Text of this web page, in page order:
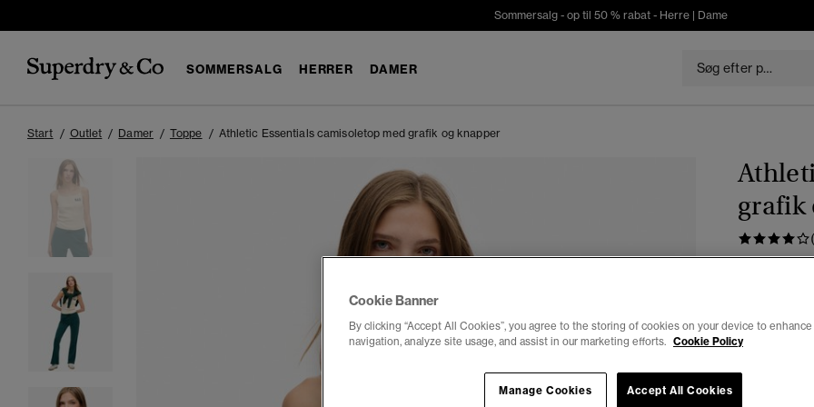
Sommersalg - op til 50 % rabat - Herre| Dame
SOMMERSALG HERRER DAMER
Start Outlet Damer Toppe Athletic Essentials camisoletop med grafik og knapper
grafik
Farve:
Cookie Banner
By clicking “Accept All Cookies”, you agree to the storing of cookies on your device to
navigation, analyze site usage, and assist in our marketing efforts. Cookie Policy
Accept All Cookies
Manage Cookies